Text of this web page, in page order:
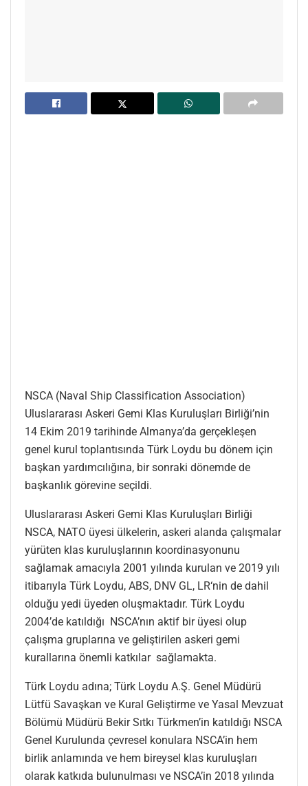
NSCA (Naval Ship Classification Association)
Uluslararası Askeri Gemi Klas Kuruluşları Birliği’nin
14 Ekim 2019 tarihinde Almanya’da gerçekleşen
genel kurul toplantısında Türk Loydu bu dönem için
başkan yardımcılığına, bir sonraki dönemde de
başkanlık görevine seçildi.
Uluslararası Askeri Gemi Klas Kuruluşları Birliği
NSCA, NATO üyesi ülkelerin, askeri alanda çalışmalar
yürüten klas kuruluşlarının koordinasyonunu
sağlamak amacıyla 2001 yılında kurulan ve 2019 yılı
itibarıyla Türk Loydu, ABS, DNV GL, LR‘nin de dahil
olduğu yedi üyeden oluşmaktadır. Türk Loydu
2004’de katıldığı NSCA’nın aktif bir üyesi olup
çalışma gruplarına ve geliştirilen askeri gemi
kurallarına önemli katkılar sağlamakta.
Türk Loydu adına; Türk Loydu A.Ş. Genel Müdürü
Lütfü Savaşkan ve Kural Geliştirme ve Yasal Mevzuat
Bölümü Müdürü Bekir Sıtkı Türkmen’in katıldığı NSCA
Genel Kurulunda çevresel konulara NSCA’in hem
birlik anlamında ve hem bireysel klas kuruluşları
olarak katkıda bulunulması ve NSCA’in 2018 yılında